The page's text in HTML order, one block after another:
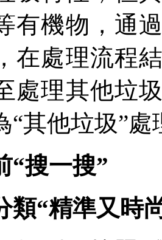
有機物，通
在處理流程
處理其他垃
“其他垃圾”處
搜一搜”
“精準又時